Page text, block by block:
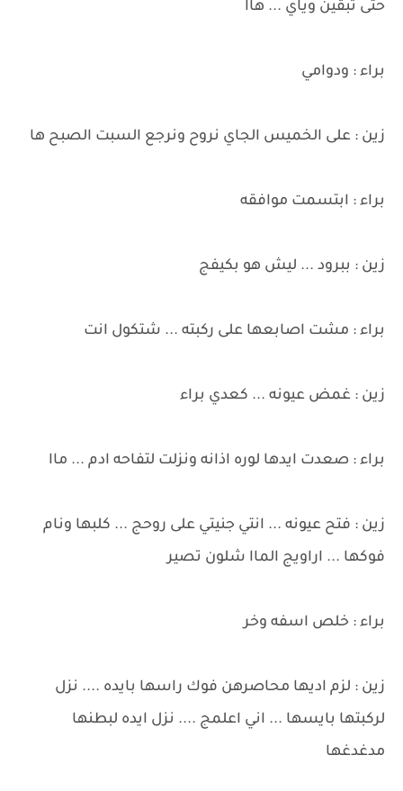
حتى تبقين وياي ... هاا
براء : ودوامي
زين : على الخميس الجاي نروح ونرجع السبت الصبح ها
براء : ابتسمت موافقه
زين : ببرود ... ليش هو بكيفج
براء : مشت اصابعها على ركبته ... شتكول انت
زين : غمض عيونه ... كعدي براء
براء : صعدت ايدها لوره اذانه ونزلت لتفاحه ادم ... ماا
زين : فتح عيونه ... انتي جنيتي على روحج ... كلبها ونام
فوكها ... اراويج الماا شلون تصير
براء : خلص اسفه وخر
زين : لزم اديها محاصرهن فوك راسها بايده .... نزل
لركبتها بايسها ... اني اعلمج .... نزل ايده لبطنها
مدغدغها